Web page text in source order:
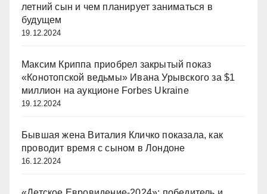
летний сын и чем планирует заниматься в
будущем
19.12.2024
Максим Криппа приобрел закрытый показ
«Конотопской ведьмы» Ивана Урывского за $1
миллион на аукционе Forbes Ukraine
19.12.2024
Бывшая жена Виталия Кличко показала, как
проводит время с сыном в Лондоне
16.12.2024